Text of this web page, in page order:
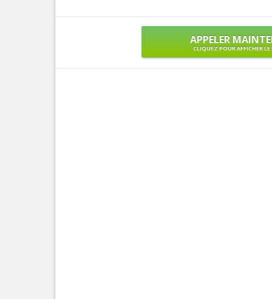
APPELER
CLIQUEZ POUR AFFICHER